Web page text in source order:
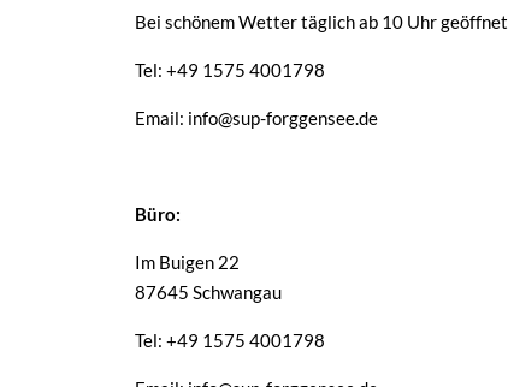
Bei schönem Wetter täglich ab 10 Uhr geöffnet
Tel: +49 1575 4001798
Email: info@sup-forggensee.de
Büro:
Im Buigen 22
87645 Schwangau
Tel: +49 1575 4001798